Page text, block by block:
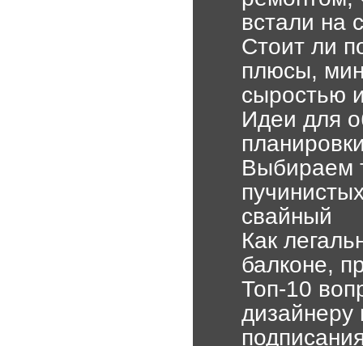
встали на
Стоит ли
плюсы,
сыростью
Идеи для
Выбираем
свайный
Как
балконе,
Топ-10
дизайнеру